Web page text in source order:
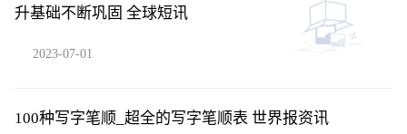
升基础不断巩固 全球短讯
2023-07-01
100种写字笔顺_超全的写字笔顺表 世界报资讯